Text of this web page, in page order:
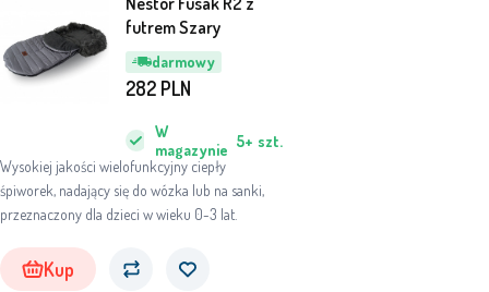
darmowy
futrem Szary
Wysokiej jakości wielofunkcyjny ciepły
śpiworek, nadający się do wózka lub na sanki,
przeznaczony dla dzieci w wieku 0-3 lat.
W
magazynie 5+ szt.
282 PLN
Kup